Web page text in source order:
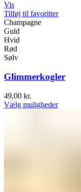
Vis
Tilføj til favoritter
Champagne
Guld
Hvid
Rød
Sølv
Glimmerkogler
49,00 kr.
Vælg muligheder